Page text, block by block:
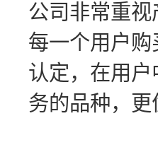
公司非常重
每一个用户
认定，在用
务的品种，